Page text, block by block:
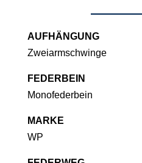
AUFHÄNGUNG
Zweiarmschwinge
FEDERBEIN
Monofederbein
MARKE
WP